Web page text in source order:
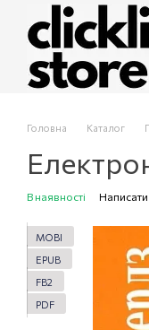
Перейти до
Головна Каталог
В наявності Написати
MOBI
EPUB
FB2
PDF